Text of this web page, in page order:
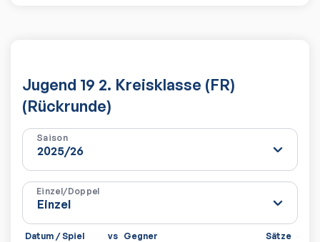
Jugend 19 2. Kreisklasse (FR)
(Rückrunde)
Saison
Einzel/Doppel
Datum / Spiel vs Gegner Sätze